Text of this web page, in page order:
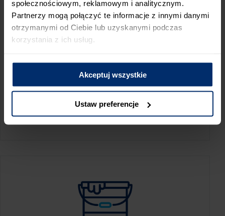
społecznościowym, reklamowym i analitycznym.
Partnerzy mogą połączyć te informacje z innymi danymi
otrzymanymi od Ciebie lub uzyskanymi podczas
korzystania z ich usług.
Akceptuj wszystkie
Ustaw preferencje
KALKULATOR ZUŻYCIA
Oblicz, jaką ilość produktów potrzebujesz,
aby perfekcyjnie wygładzić swoje ściany.